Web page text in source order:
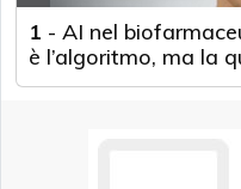
1 - AI nel
è l’algoritmo, ma la